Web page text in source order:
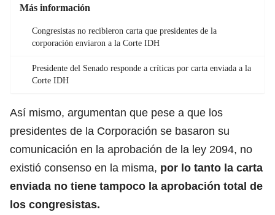
Más información
Congresistas no recibieron carta que presidentes de la
corporación enviaron a la Corte IDH
Presidente del Senado responde a críticas por carta enviada a la
Corte IDH
Así mismo, argumentan que pese a que los
presidentes de la Corporación se basaron su
comunicación en la aprobación de la ley 2094, no
existió consenso en la misma, por lo tanto la carta
enviada no tiene tampoco la aprobación total de
los congresistas.